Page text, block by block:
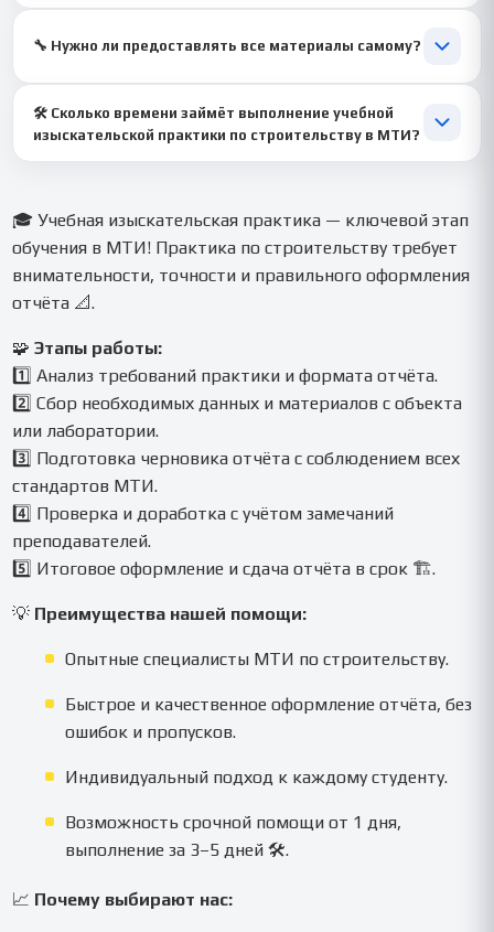
полностью соответствующим стандартам МТИ.
🔧 Нужно ли предоставлять все материалы самому?
оформление и проверка под контролем специалистов.
🛠️ Сколько времени займёт выполнение учебной
изыскательской практики по строительству в МТИ?
🎓 Учебная изыскательская практика — ключевой этап
обучения в МТИ! Практика по строительству требует
внимательности, точности и правильного оформления
отчёта 📐.
🧩Этапы работы:
1️⃣ Анализ требований практики и формата отчёта.
2️⃣ Сбор необходимых данных и материалов с объекта
или лаборатории.
3️⃣ Подготовка черновика отчёта с соблюдением всех
стандартов МТИ.
4️⃣ Проверка и доработка с учётом замечаний
преподавателей.
5️⃣ Итоговое оформление и сдача отчёта в срок 🏗️.
💡 Преимущества нашей помощи:
Опытные специалисты МТИ по строительству.
Быстрое и качественное оформление отчёта, без
ошибок и пропусков.
Индивидуальный подход к каждому студенту.
Возможность срочной помощи от 1 дня,
выполнение за 3–5 дней 🛠️.
📈 Почему выбирают нас: